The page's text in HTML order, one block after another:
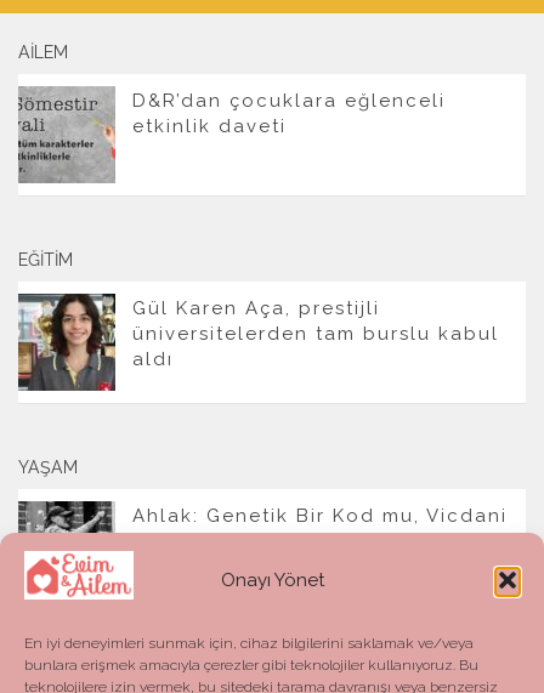
Onayı Yönet
En iyi deneyimleri sunmak için, cihaz bilgilerini saklamak ve/veya
bunlara erişmek amacıyla çerezler gibi teknolojiler kullanıyoruz. Bu
teknolojilere izin vermek, bu sitedeki tarama davranışı veya benzersiz
AILEM
D&R’dan çocuklara eğlenceli
etkinlik daveti
EĞITIM
Gül Karen Aça, prestijli
üniversitelerden tam burslu kabul
aldı
YAŞAM
Ahlak: Genetik Bir Kod mu, Vicdani